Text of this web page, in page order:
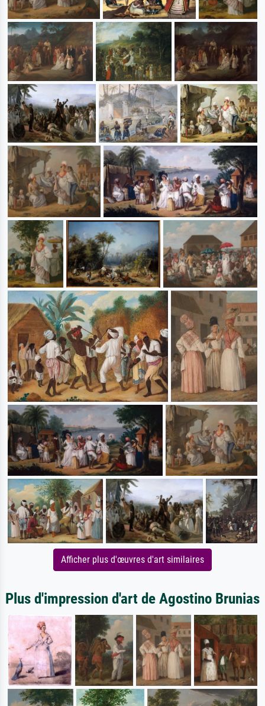
Afficher plus d'œuvres d'art similaires
Plus d'impression d'art de Agostino Brunias